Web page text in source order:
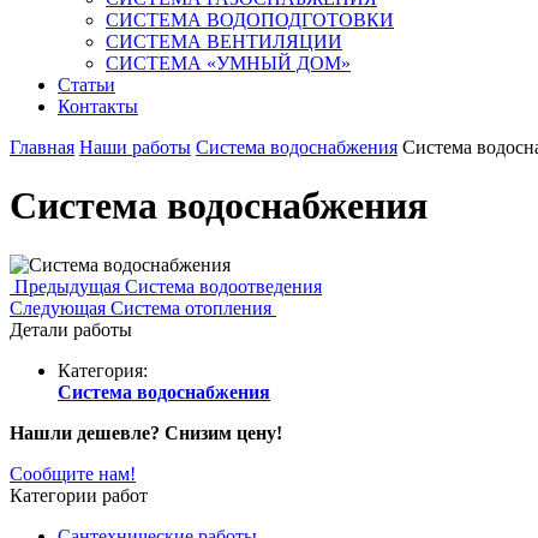
СИСТЕМА ВОДОПОДГОТОВКИ
СИСТЕМА ВЕНТИЛЯЦИИ
СИСТЕМА «УМНЫЙ ДОМ»
Статьи
Контакты
Главная Наши работы Система водоснабжения Система
Система водоснабжения
Предыдущая Система водоотведения
Следующая Система отопления
Детали работы
Категория:
Система водоснабжения
Нашли дешевле? Снизим цену!
Сообщите нам!
Категории работ